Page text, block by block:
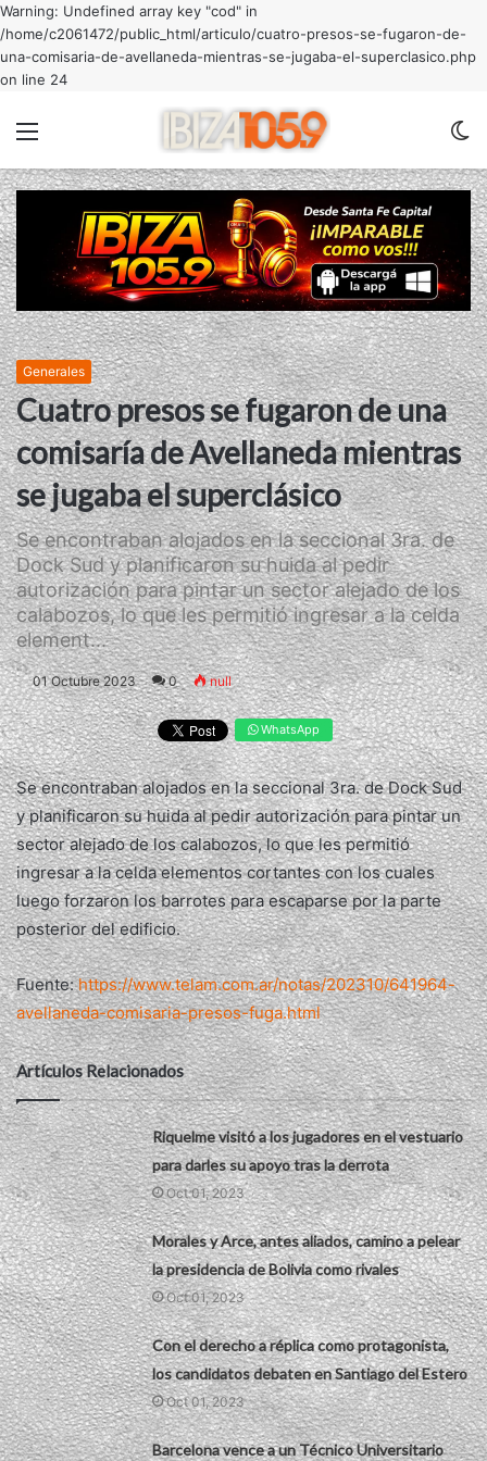
Warning: Undefined array key "cod" in
/home/c2061472/public_html/articulo/cuatro-presos-se-fugaron-de-
una-comisaria-de-avellaneda-mientras-se-jugaba-el-superclasico.php
on line 24
Generales
Cuatro presos se fugaron de una
comisaría de Avellaneda mientras
se jugaba el superclásico
Se encontraban alojados en la seccional 3ra. de
Dock Sud y planificaron su huida al pedir
autorización para pintar un sector alejado de los
calabozos, lo que les permitió ingresar a la celda
element...
01 Octubre 2023 0 null
WhatsApp
Se encontraban alojados en la seccional 3ra. de Dock Sud
y planificaron su huida al pedir autorización para pintar un
sector alejado de los calabozos, lo que les permitió
ingresar a la celda elementos cortantes con los cuales
luego forzaron los barrotes para escaparse por la parte
posterior del edificio.
Fuente:https://www.telam.com.ar/notas/202310/641964-
avellaneda-comisaria-presos-fuga.html
Artículos Relacionados
Riquelme visitó a los jugadores en el vestuario
para darles su apoyo tras la derrota
Oct 01, 2023
Morales y Arce, antes aliados, camino a pelear
la presidencia de Bolivia como rivales
Oct 01, 2023
Con el derecho a réplica como protagonista,
los candidatos debaten en Santiago del Estero
Oct 01, 2023
Barcelona vence a un Técnico Universitario